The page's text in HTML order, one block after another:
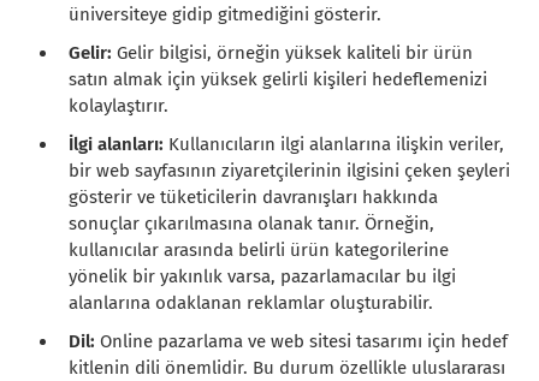
üniversiteye gidip gitmediğini gösterir.
Gelir: Gelir bilgisi, örneğin yüksek kaliteli bir ürün
satın almak için yüksek gelirli kişileri hedeflemenizi
kolaylaştırır.
İlgi alanları: Kullanıcıların ilgi alanlarına ilişkin veriler,
bir web sayfasının ziyaretçilerinin ilgisini çeken şeyleri
gösterir ve tüketicilerin davranışları hakkında
sonuçlar çıkarılmasına olanak tanır. Örneğin,
kullanıcılar arasında belirli ürün kategorilerine
yönelik bir yakınlık varsa, pazarlamacılar bu ilgi
alanlarına odaklanan reklamlar oluşturabilir.
Dil: Online pazarlama ve web sitesi tasarımı için hedef
kitlenin dili önemlidir. Bu durum özellikle uluslararası